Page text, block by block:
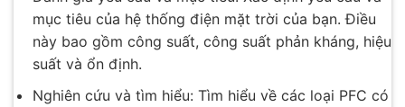
mục tiêu của hệ thống điện mặt trời của bạn. Điều
này bao gồm công suất, công suất phản kháng, hiệu
suất và ổn định.
Nghiên cứu và tìm hiểu: Tìm hiểu về các loại PFC có